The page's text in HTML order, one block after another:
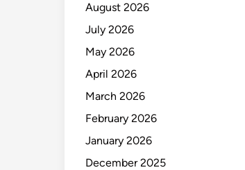
August 2026
July 2026
May 2026
April 2026
March 2026
February 2026
January 2026
December 2025